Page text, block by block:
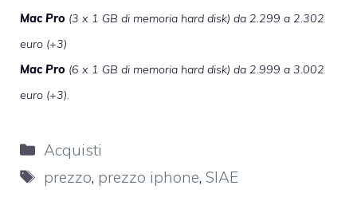
Mac Pro (3 x 1 GB di memoria hard disk) da 2.299 a 2.302
euro (+3)
Mac Pro (6 x 1 GB di memoria hard disk) da 2.999 a 3.002
euro (+3).
Categorie
Acquisti
Tag
prezzo, prezzo iphone,SIAE